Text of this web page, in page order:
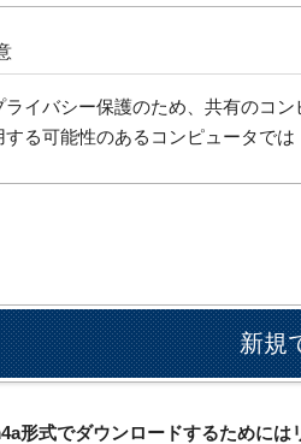
ライバシー保護のため、共有のコ
する可能性のあるコンピュータで
新規
形式でダウンロードするためには